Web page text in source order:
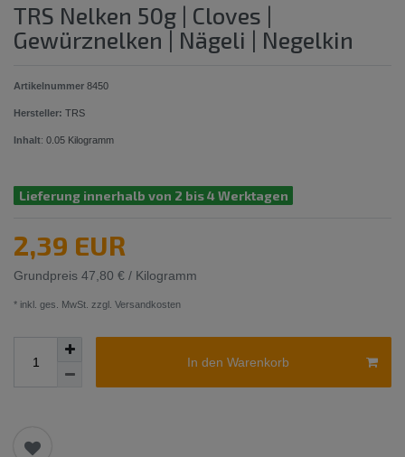
TRS Nelken 50g | Cloves |
Gewürznelken | Nägeli | Negelkin
Artikelnummer 8450
Hersteller: TRS
Inhalt: 0.05 Kilogramm
Lieferung innerhalb von 2 bis 4 Werktagen
2,39 EUR
Grundpreis 47,80 € / Kilogramm
* inkl. ges. MwSt. zzgl. Versandkosten
In den Warenkorb